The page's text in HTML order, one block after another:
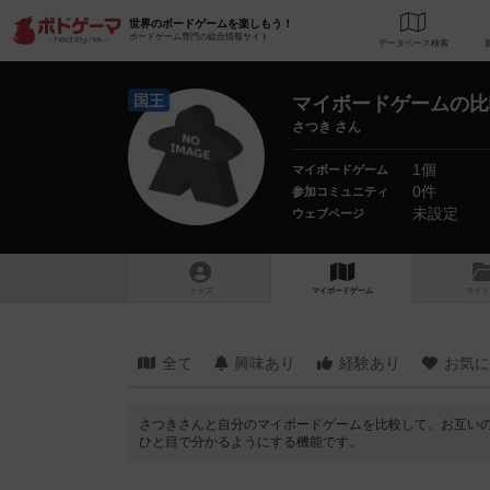
世界のボードゲームを楽しもう！
ボードゲーム専門の総合情報サイト
データベース
国王 マイボードゲームの
さつき さん
マイボードゲーム 1個
参加コミュニティ 0件
ウェブページ 未設定
トップ マイボードゲーム マイリ
全て 興味あり 経験あり お気
さつきさんと自分のマイボードゲームを比較して、お互
ひと目で分かるようにする機能です。